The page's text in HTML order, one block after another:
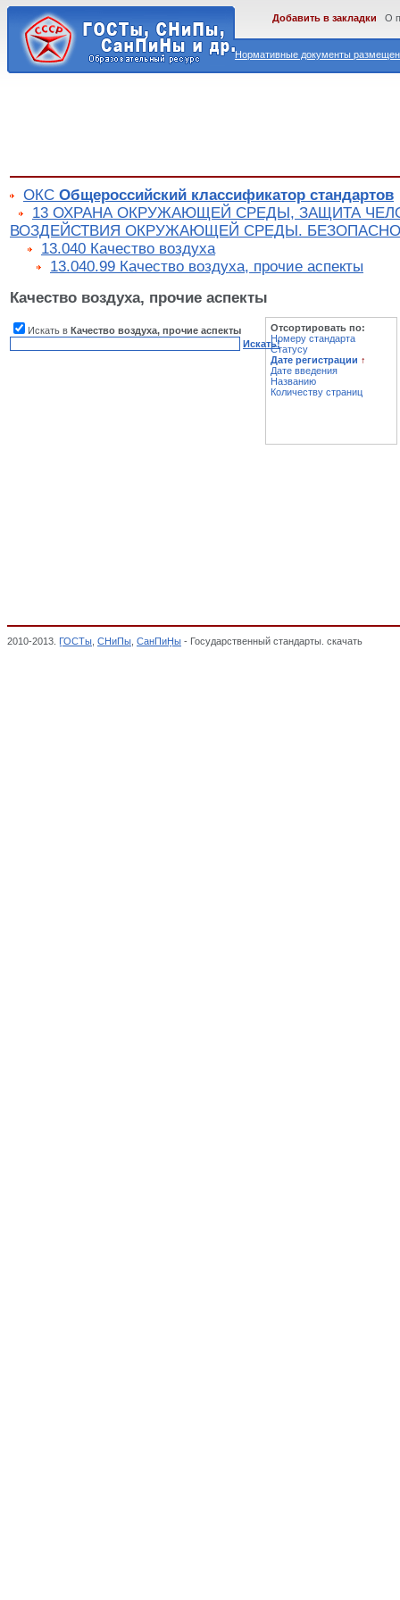
Нормативные документы
Добавить в закладки О
ОКС Общероссийский классификатор стандартов
13 ОХРАНА ОКРУЖАЮЩЕЙ СРЕДЫ, ЗАЩИТА
ВОЗДЕЙСТВИЯ ОКРУЖАЮЩЕЙ СРЕДЫ.
13.040 Качество воздуха
13.040.99 Качество воздуха, прочие аспекты
Качество воздуха, прочие аспекты
Искать в Качество воздуха, прочие аспекты
Искать!
Отсортировать по:
Номеру стандарта
Статусу
Дате регистрации ↑
Дате введения
Названию
Количеству страниц
2010-2013. ГОСТы СНиПы СанПиНы - Государственный стандарты. скачать